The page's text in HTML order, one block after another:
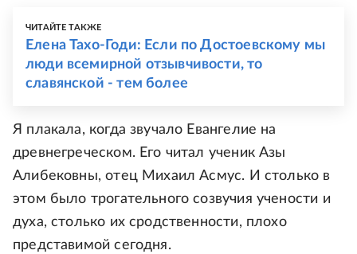
ЧИТАЙТЕ ТАКЖЕ
Елена Тахо-Годи: Если по Достоевскому мы
люди всемирной отзывчивости, то
славянской - тем более
Я плакала, когда звучало Евангелие на
древнегреческом. Его читал ученик Азы
Алибековны, отец Михаил Асмус. И столько в
этом было трогательного созвучия учености и
духа, столько их сродственности, плохо
представимой сегодня.